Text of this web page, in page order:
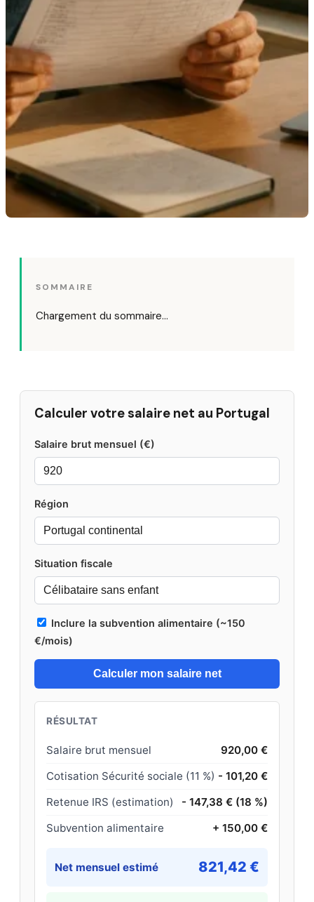
SOMMAIRE
Chargement du sommaire…
Calculer votre salaire net au Portugal
Salaire brut mensuel (€)
Région
Situation fiscale
Inclure la subvention alimentaire (~150
€/mois)
Calculer mon salaire net
RÉSULTAT
Salaire brut mensuel
920,00 €
Cotisation Sécurité sociale (11 %) - 101,20 €
Retenue IRS (estimation)
- 147,38 € (18 %)
Subvention alimentaire
+ 150,00 €
Net mensuel estimé 821,42 €